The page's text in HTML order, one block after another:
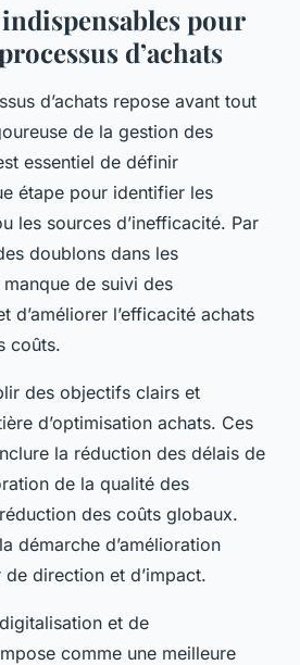
pour
d’achats
d’achats repose avant tout
de la gestion des
essentiel de définir
étape pour identifier les
les sources d’inefficacité. Par
doublons dans les
de suivi des
d’améliorer l’efficacité achats
coûts.
des objectifs clairs et
d’optimisation achats. Ces
la réduction des délais de
de la qualité des
des coûts globaux.
démarche d’amélioration
direction et d’impact.
et de
comme une meilleure